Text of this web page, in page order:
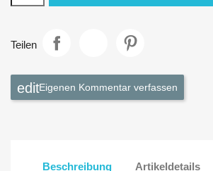
Teilen
Eigenen Kommentar verfassen
Beschreibung Artikeldetails